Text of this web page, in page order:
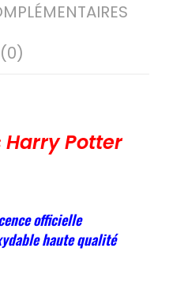
Harry Potter
officielle
haute qualité